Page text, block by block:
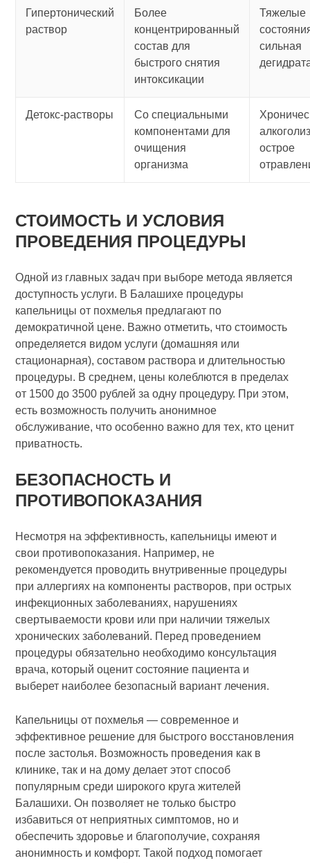
Гипертонический
раствор
Более
концентрированный
состав для
быстрого снятия
интоксикации
Тяжелые
сильная
Детокс-растворы
Со специальными
компонентами для
очищения
организма
острое
СТОИМОСТЬ И УСЛОВИЯ
ПРОВЕДЕНИЯ ПРОЦЕДУРЫ
Одной из главных задач при выборе метода является
доступность услуги. В Балашихе процедуры
капельницы от похмелья предлагают по
демократичной цене. Важно отметить, что стоимость
определяется видом услуги (домашняя или
стационарная), составом раствора и длительностью
процедуры. В среднем, цены колеблются в пределах
от 1500 до 3500 рублей за одну процедуру. При этом,
есть возможность получить анонимное
обслуживание, что особенно важно для тех, кто ценит
приватность.
БЕЗОПАСНОСТЬ И
ПРОТИВОПОКАЗАНИЯ
Несмотря на эффективность, капельницы имеют и
свои противопоказания. Например, не
рекомендуется проводить внутривенные процедуры
при аллергиях на компоненты растворов, при острых
инфекционных заболеваниях, нарушениях
свертываемости крови или при наличии тяжелых
хронических заболеваний. Перед проведением
процедуры обязательно необходимо консультация
врача, который оценит состояние пациента и
выберет наиболее безопасный вариант лечения.
Капельницы от похмелья — современное и
эффективное решение для быстрого восстановления
после застолья. Возможность проведения как в
клинике, так и на дому делает этот способ
популярным среди широкого круга жителей
Балашихи. Он позволяет не только быстро
избавиться от неприятных симптомов, но и
обеспечить здоровье и благополучие, сохраняя
анонимность и комфорт. Такой подход помогает